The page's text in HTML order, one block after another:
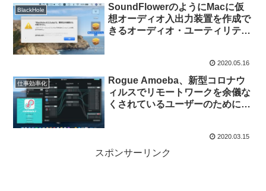
BlackHole
SoundFlowerのようにMacに仮
想オーディオ入出力装置を作成で
きるオーディオ・ユーティリティ
2020.05.16
仕事効率化
Rogue Amoeba、新型コロナウ
ィルスでリモートワークを余儀な
くされているユーザーのために、
「Audio Hijack」などを15%OFF
で提供中。
2020.03.15
スポンサーリンク